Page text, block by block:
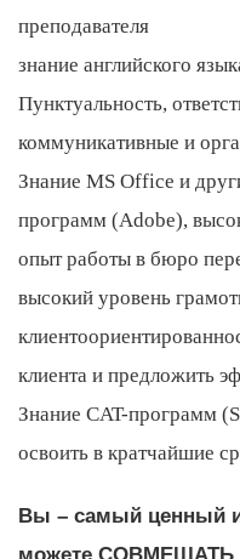
преподавателя
знание английского
Пунктуальность,
коммуникативные и
Знание MS Office и
программ (Adobe),
опыт работы в бюро
высокий уровень
клиента и предложить
Знание CAT-программ
освоить в кратчайшие
Вы – самый ценный